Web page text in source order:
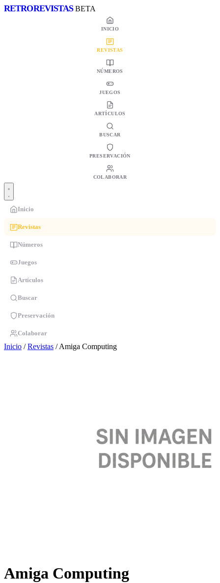
RETROREVISTAS BETA
INICIO
REVISTAS
NÚMEROS
JUEGOS
ARTÍCULOS
BUSCAR
PRESERVACIÓN
COLABORAR
Inicio
Revistas
Números
Juegos
Artículos
Buscar
Preservación
Colaborar
Inicio / Revistas / Amiga Computing
Amiga Computing